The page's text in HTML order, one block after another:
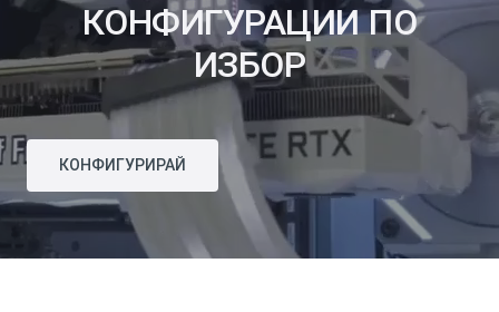
КОНФИГУРАЦИИ ПО
ИЗБОР
КОНФИГУРИРАЙ